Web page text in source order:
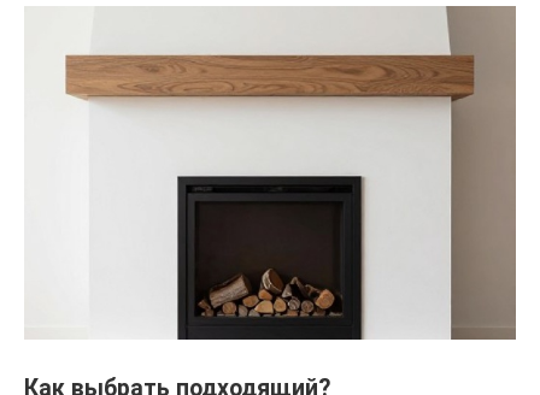
Как выбрать подходящий?